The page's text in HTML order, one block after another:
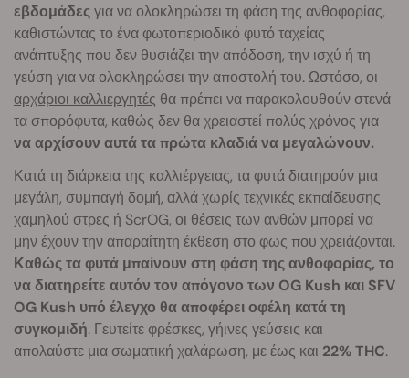
εβδομάδεςγια να ολοκληρώσει τη φάση της ανθοφορίας,
καθιστώντας το ένα φωτοπεριοδικό φυτό ταχείας
ανάπτυξης που δεν θυσιάζει την απόδοση, την ισχύ ή τη
γεύση για να ολοκληρώσει την αποστολή του. Ωστόσο, οι
αρχάριοι καλλιεργητές θα πρέπει να παρακολουθούν στενά
τα σπορόφυτα, καθώς δεν θα χρειαστεί πολύς χρόνος για
να αρχίσουν αυτά τα πρώτα κλαδιά να μεγαλώνουν.
Κατά τη διάρκεια της καλλιέργειας, τα φυτά διατηρούν μια
μεγάλη, συμπαγή δομή, αλλά χωρίς τεχνικές εκπαίδευσης
χαμηλού στρες ή ScrOG, οι θέσεις των ανθών μπορεί να
μην έχουν την απαραίτητη έκθεση στο φως που χρειάζονται.
Καθώς τα φυτά μπαίνουν στη φάση της ανθοφορίας, το
να διατηρείτε αυτόν τον απόγονο των OG Kush και SFV
OG Kush υπό έλεγχο θα αποφέρει οφέλη κατά τη
συγκομιδή. Γευτείτε φρέσκες, γήινες γεύσεις και
απολαύστε μια σωματική χαλάρωση, με έως και 22% THC.